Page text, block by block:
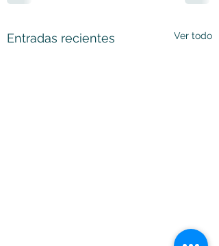
Entradas recientes Ver todo